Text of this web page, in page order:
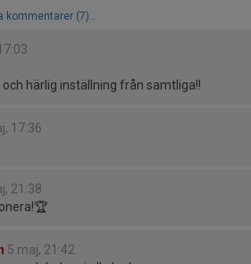
kommentarer (7)...
härlig inställning från samtliga!!
17:36
21:38
5 maj, 21:42